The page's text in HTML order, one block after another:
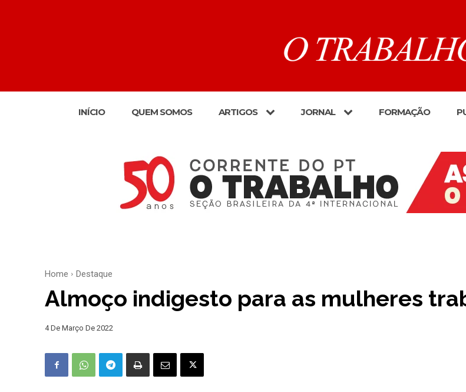
INÍCIO QUEM SOMOS ARTIGOS JORNAL FORMAÇÃO
Home Destaque
Almoço indigesto para as mulheres
4 De Março De 2022